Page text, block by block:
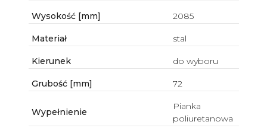
Wysokość [mm] 2085
Materiał stal
Kierunek do wyboru
Grubość [mm] 72
Wypełnienie
Pianka
poliuretanowa